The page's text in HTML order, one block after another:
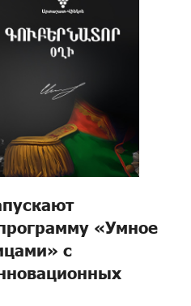
«Умное
с